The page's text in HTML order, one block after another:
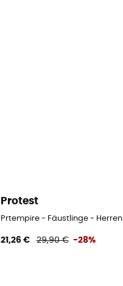
Protest
Prtempire - Fäustlinge - Herren
21,26 € 29,90 € -28%